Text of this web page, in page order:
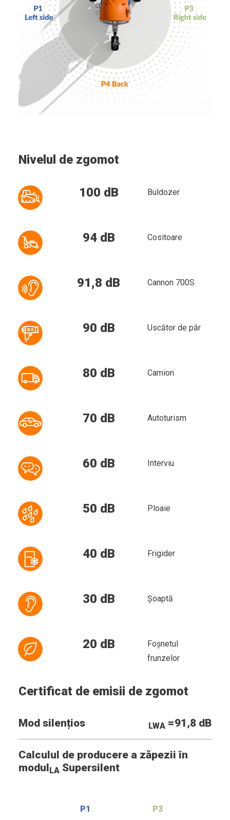
Nivelul de zgomot
100 dB Buldozer
94 dB Cositoare
91,8 dB Cannon 700S
90 dB Uscător de păr
80 dB Camion
70 dB Autoturism
60 dB Interviu
50 dB Ploaie
40 dB Frigider
30 dB Șoaptă
20 dB
Foșnetul
frunzelor
Certificat de emisii de zgomot
Mod silențios LWA =91,8 dB
Calculul de producere a zăpezii în
modulLA Supersilent
P1
P3